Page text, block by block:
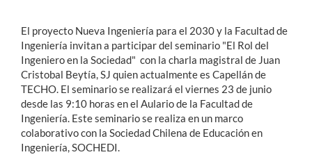
Funcionarios
Alumni
English
El proyecto Nueva Ingeniería para el 2030 y la Facultad de
Ingeniería invitan a participar del seminario "El Rol del
Ingeniero en la Sociedad" con la charla magistral de Juan
Cristobal Beytía, SJ quien actualmente es Capellán de
TECHO. El seminario se realizará el viernes 23 de junio
desde las 9:10 horas en el Aulario de la Facultad de
Ingeniería. Este seminario se realiza en un marco
colaborativo con la Sociedad Chilena de Educación en
Ingeniería, SOCHEDI.